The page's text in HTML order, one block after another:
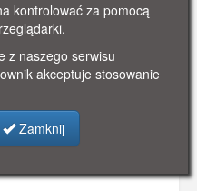
kontrolować za pomocą
z naszego serwisu
akceptuje stosowanie
Zamknij